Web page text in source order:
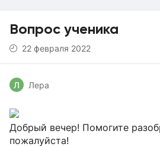
Вопрос ученика
22 февраля 2022
Л Лера
Добрый вечер! Помогите
пожалуйста!